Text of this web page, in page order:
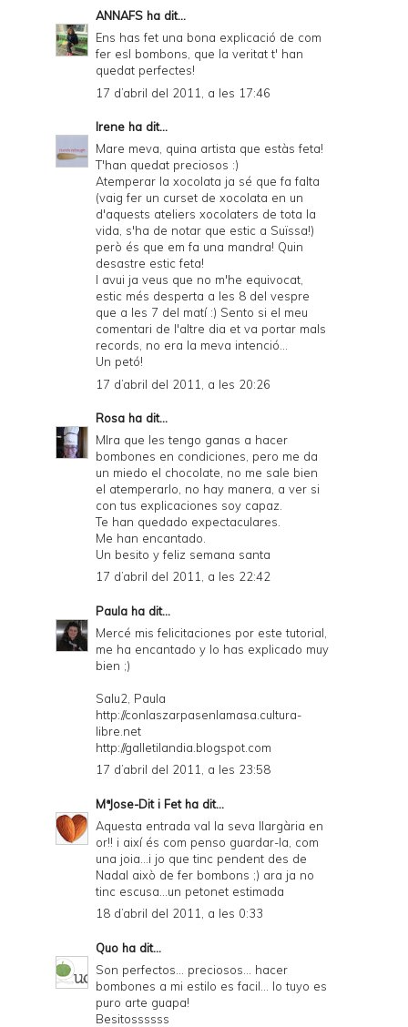
ANNAFS ha dit...
Ens has fet una bona explicació de com
fer esl bombons, que la veritat t' han
quedat perfectes!
17 d’abril del 2011, a les 17:46
Irene ha dit...
Mare meva, quina artista que estàs feta!
T'han quedat preciosos :)
Atemperar la xocolata ja sé que fa falta
(vaig fer un curset de xocolata en un
d'aquests ateliers xocolaters de tota la
vida, s'ha de notar que estic a Suïssa!)
però és que em fa una mandra! Quin
desastre estic feta!
I avui ja veus que no m'he equivocat,
estic més desperta a les 8 del vespre
que a les 7 del matí :) Sento si el meu
comentari de l'altre dia et va portar mals
records, no era la meva intenció...
Un petó!
17 d’abril del 2011, a les 20:26
Rosa ha dit...
MIra que les tengo ganas a hacer
bombones en condiciones, pero me da
un miedo el chocolate, no me sale bien
el atemperarlo, no hay manera, a ver si
con tus explicaciones soy capaz.
Te han quedado expectaculares.
Me han encantado.
Un besito y feliz semana santa
17 d’abril del 2011, a les 22:42
Paula ha dit...
Mercé mis felicitaciones por este tutorial,
me ha encantado y lo has explicado muy
bien ;)
Salu2, Paula
http://conlaszarpasenlamasa.cultura-
libre.net
http://galletilandia.blogspot.com
17 d’abril del 2011, a les 23:58
MªJose-Dit i Fetha dit...
Aquesta entrada val la seva llargària en
or!! i així és com penso guardar-la, com
una joia...i jo que tinc pendent des de
Nadal això de fer bombons ;) ara ja no
tinc escusa...un petonet estimada
18 d’abril del 2011, a les 0:33
Quo ha dit...
Son perfectos... preciosos... hacer
bombones a mi estilo es facil... lo tuyo es
puro arte guapa!
Besitossssss